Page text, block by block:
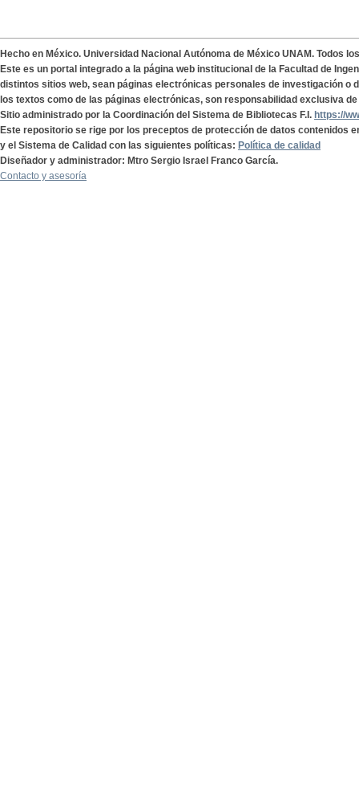
Hecho en México. Universidad Nacional Autónoma de México UNAM. Todos
Este es un portal integrado a la página web institucional de la Facultad de
distintos sitios web, sean páginas electrónicas personales de investigación o
los textos como de las páginas electrónicas, son responsabilidad exclusiva
Sitio administrado por la Coordinación del Sistema de Bibliotecas F.I. https://
Este repositorio se rige por los preceptos de protección de datos contenidos
y el Sistema de Calidad con las siguientes políticas: Política de calidad
Diseñador y administrador: Mtro Sergio Israel Franco García.
Contacto y asesoría